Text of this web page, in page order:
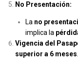
No Presentación:
La no
implica la
Vigencia del
superior a 6 meses.